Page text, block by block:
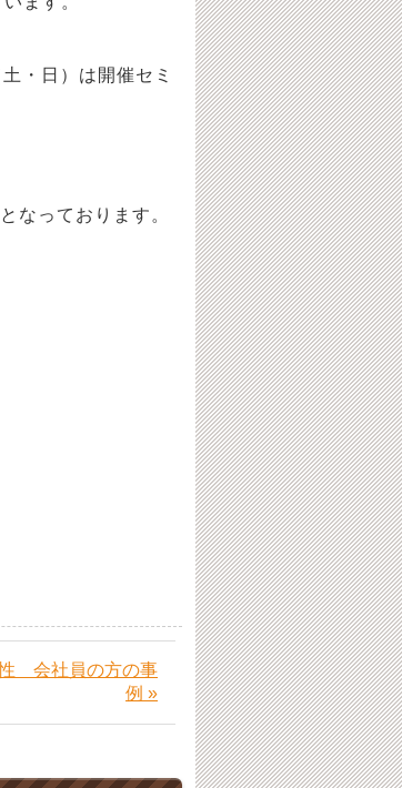
土・日）は開催セミ
なっております。
会社員の方の事
例 »